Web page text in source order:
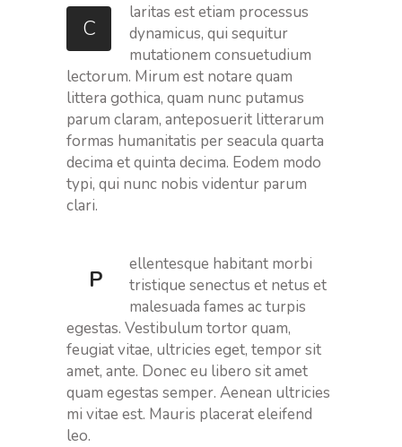
C
laritas est etiam processus
dynamicus, qui sequitur
mutationem consuetudium
lectorum. Mirum est notare quam
littera gothica, quam nunc putamus
parum claram, anteposuerit litterarum
formas humanitatis per seacula quarta
decima et quinta decima. Eodem modo
typi, qui nunc nobis videntur parum
clari.
P
ellentesque habitant morbi
tristique senectus et netus et
malesuada fames ac turpis
egestas. Vestibulum tortor quam,
feugiat vitae, ultricies eget, tempor sit
amet, ante. Donec eu libero sit amet
quam egestas semper. Aenean ultricies
mi vitae est. Mauris placerat eleifend
leo.